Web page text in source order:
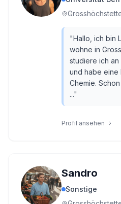
"Hallo, ich bin
wohne in
studiere ich an
und habe eine
Chemie.
..."
Profil ansehen
Sandro
Sonstige